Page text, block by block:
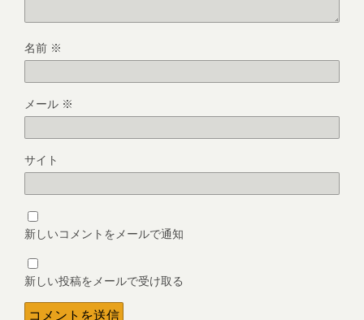
名前 ※
メール ※
サイト
新しいコメントをメールで通知
新しい投稿をメールで受け取る